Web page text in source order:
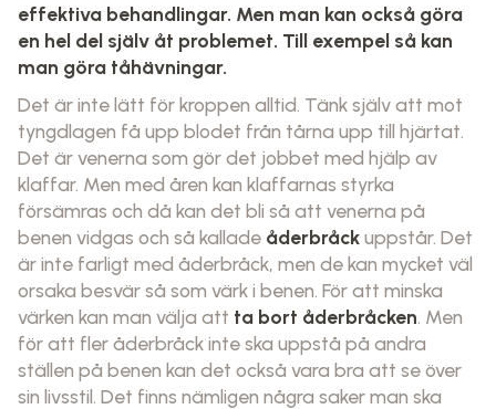
effektiva behandlingar. Men man kan också göra
en hel del själv åt problemet. Till exempel så kan
man göra tåhävningar.
Det är inte lätt för kroppen alltid. Tänk själv att mot
tyngdlagen få upp blodet från tårna upp till hjärtat.
Det är venerna som gör det jobbet med hjälp av
klaffar. Men med åren kan klaffarnas styrka
försämras och då kan det bli så att venerna på
benen vidgas och så kallade åderbråckuppstår. Det
är inte farligt med åderbråck, men de kan mycket väl
orsaka besvär så som värk i benen. För att minska
värken kan man välja att ta bort åderbråcken. Men
för att fler åderbråck inte ska uppstå på andra
ställen på benen kan det också vara bra att se över
sin livsstil. Det finns nämligen några saker man ska